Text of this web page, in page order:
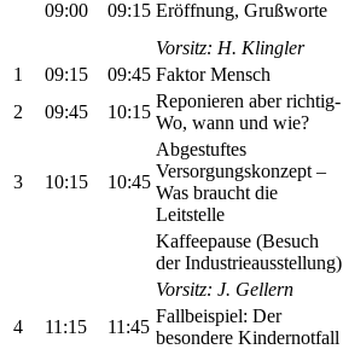
09:00
09:15 Eröffnung, Grußworte
Vorsitz: H. Klingler
1
09:15 09:45 Faktor Mensch
2
09:45 10:15
Reponieren aber richtig-
Wo, wann und wie?
3 10:15 10:45
Abgestuftes
Versorgungskonzept –
Was braucht die
Leitstelle
Kaffeepause (Besuch
der Industrieausstellung)
Vorsitz: J. Gellern
4
11:15 11:45
Fallbeispiel: Der
besondere Kindernotfall